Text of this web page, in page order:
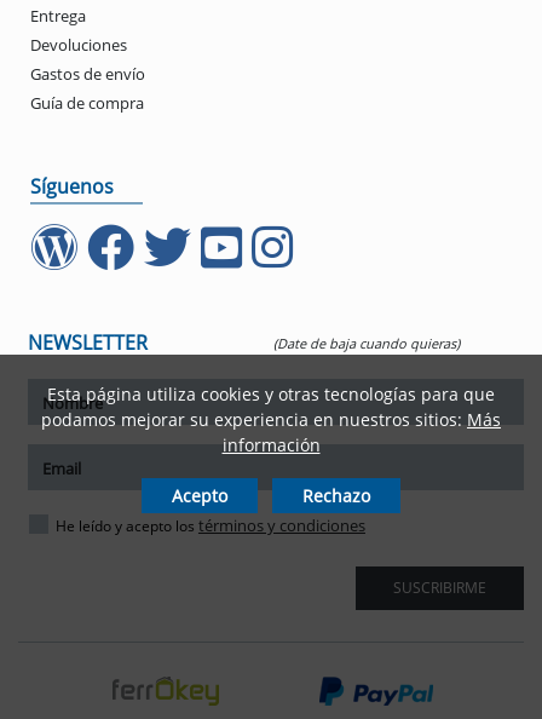
Entrega
Devoluciones
Gastos de envío
Guía de compra
Síguenos
NEWSLETTER (Date de baja cuando quieras)
He leído y acepto los términos y condiciones
SUSCRIBIRME
Esta página utiliza cookies y otras tecnologías para que
podamos mejorar su experiencia en nuestros sitios: Más
información
Acepto Rechazo
tamaño del texto
del texto
espaciado del texto